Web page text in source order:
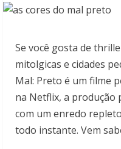
Se você gosta de
mitolgicas e cidades
Mal: Preto é um filme
na Netflix, a produção
com um enredo
todo instante. Vem